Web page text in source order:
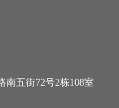
五街72号2栋108室